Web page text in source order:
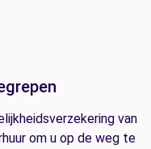
van
om u op de weg te